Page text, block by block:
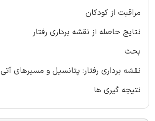
مراقبت از کودکان
نتایج حاصله از نقشه برداری رفتار
بحث
نقشه برداری رفتار: پتانسیل و مسیرهای آتی
نتیجه گیری ها